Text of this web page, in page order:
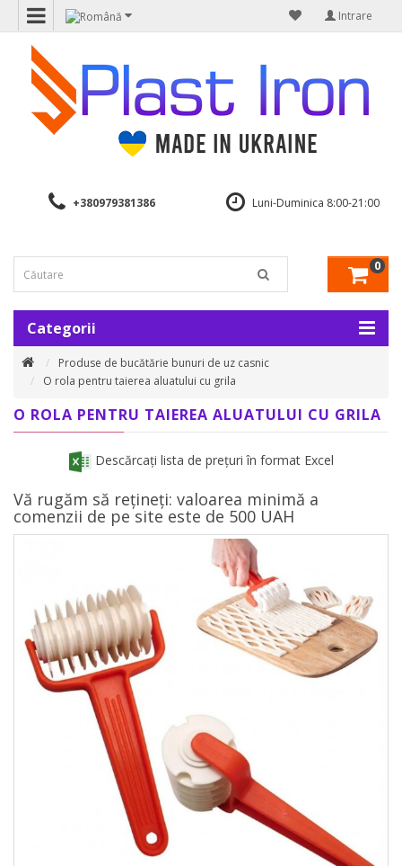
Intrare
+380979381386 Luni-Duminica 8:00-21:00
0
Categorii
Produse de bucătărie bunuri de uz casnic
O rola pentru taierea aluatului cu grila
O ROLA PENTRU TAIEREA ALUATULUI CU GRILA
Descărcați lista de prețuri în format Excel
Vă rugăm să rețineți: valoarea minimă a
comenzii de pe site este de 500 UAH